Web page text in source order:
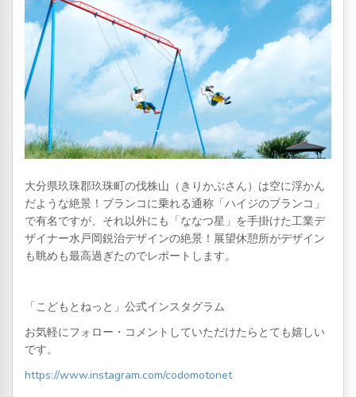
大分県玖珠郡玖珠町の伐株山（きりかぶさん）は空に浮かん
だような絶景！ブランコに乗れる通称「ハイジのブランコ」
で有名ですが、それ以外にも「ななつ星」を手掛けた工業デ
ザイナー水戸岡鋭治デザインの絶景！展望休憩所がデザイン
も眺めも最高過ぎたのでレポートします。
「こどもとねっと」公式インスタグラム
お気軽にフォロー・コメントしていただけたらとても嬉しい
です。
https://www.instagram.com/codomotonet